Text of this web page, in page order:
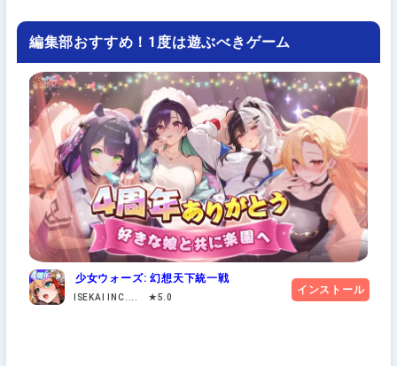
編集部おすすめ！1度は遊ぶべきゲーム
少女ウォーズ: 幻想天下統一戦
ISEKAI INC.... ★5.0
インストール